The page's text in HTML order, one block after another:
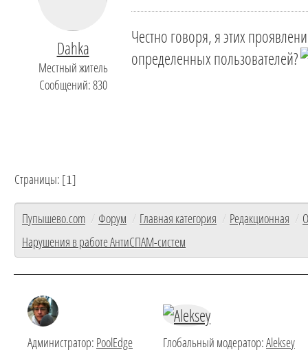
Dahka
Местный житель
Сообщений: 830
Честно говоря, я этих
определенных пользователей?
Страницы: [1]
Пупышево.com / Форум / Главная категория / Редакционная /
Нарушения в работе АнтиСПАМ-систем
Администратор: PoolEdge Глобальный модератор:Aleksey